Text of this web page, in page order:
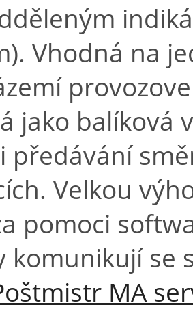
Vhodná na
jako balíková
předávání
Velkou
pomoci
komunikují se
MA